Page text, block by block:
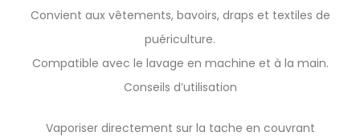
Convient aux vêtements, bavoirs, draps et textiles de
puériculture.
Compatible avec le lavage en machine et à la main.
Conseils d’utilisation
Vaporiser directement sur la tache en couvrant